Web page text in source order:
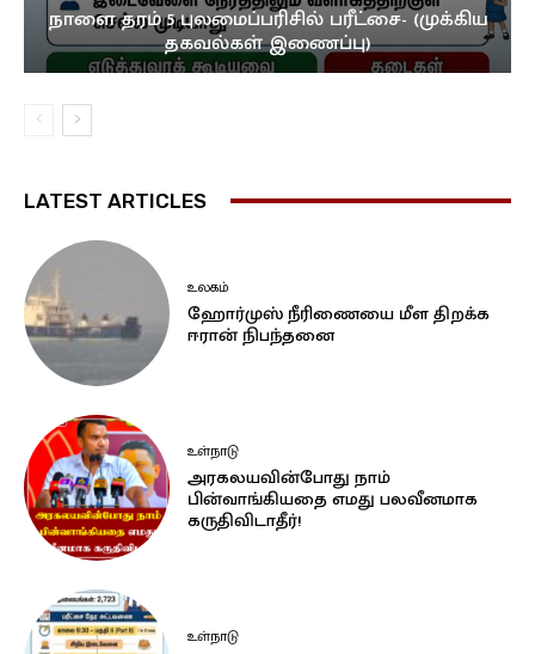
நாளை தரம் 5 புலமைப்பரிசில் பரீட்சை- (முக்கிய
தகவல்கள் இணைப்பு)
LATEST ARTICLES
உலகம்
ஹோர்முஸ் நீரிணையை மீள திறக்க
ஈரான் நிபந்தனை
உள்நாடு
அரகலயவின்போது நாம்
பின்வாங்கியதை எமது பலவீனமாக
கருதிவிடாதீர்!
உள்நாடு